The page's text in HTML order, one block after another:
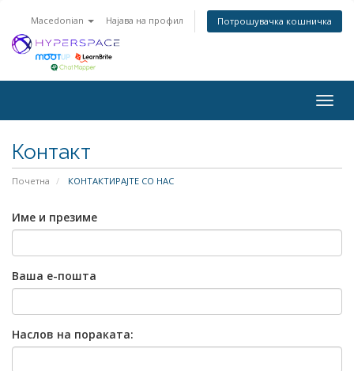
Macedonian Најава на профил Потрошувачка кошничка
Контакт
Почетна КОНТАКТИРАЈТЕ СО НАС
Име и презиме
Ваша е-пошта
Наслов на пораката: